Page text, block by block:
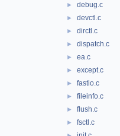
► debug.c
► devctl.c
► dirctl.c
► dispatch.c
► ea.c
► except.c
► fastio.c
► fileinfo.c
► flush.c
► fsctl.c